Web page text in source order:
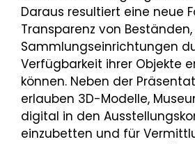
Daraus resultiert eine neue
Transparenz von
Sammlungseinrichtungen
Verfügbarkeit ihrer Objekte
können. Neben der
erlauben 3D-Modelle,
digital in den
einzubetten und für